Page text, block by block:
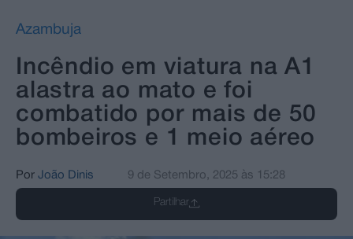
Azambuja
Incêndio em viatura na A1
alastra ao mato e foi
combatido por mais de 50
bombeiros e 1 meio aéreo
Por João Dinis 9 de Setembro, 2025 às 15:28
Partilhar